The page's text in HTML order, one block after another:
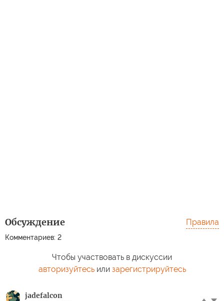
Обсуждение
Комментариев: 2
Правила
Чтобы участвовать в дискуссии
авторизуйтесьили зарегистрируйтесь
jadefalcon